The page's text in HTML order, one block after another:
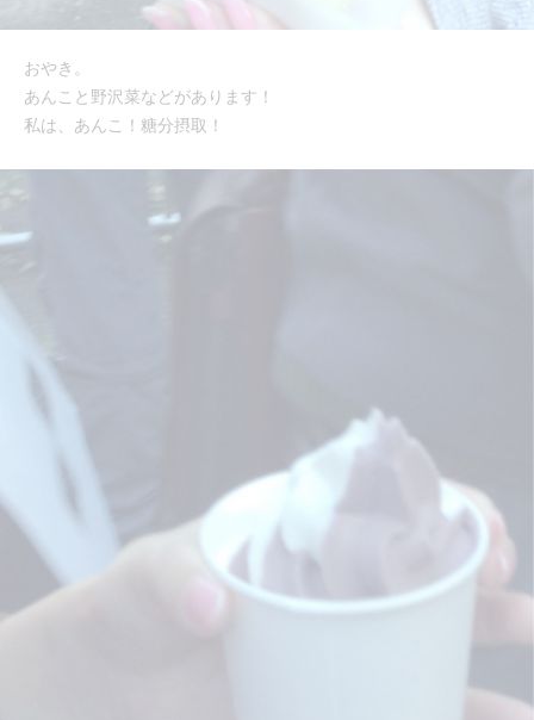
おやき。
あんこと野沢菜などがあります！
私は、あんこ！糖分摂取！